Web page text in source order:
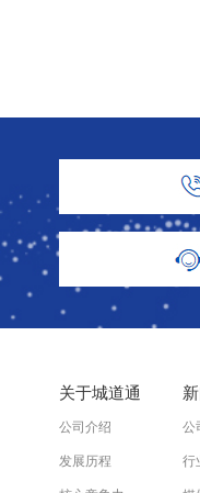
关于城道通
公司介绍
发展历程
公
行